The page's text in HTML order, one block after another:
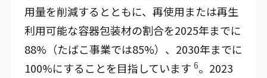
用量を削減するとともに、再使用または再生
利用可能な容器包装材の割合を2025年までに
88%（たばこ事業では85%）、2030年までに
100%にすることを目指しています 6。2023